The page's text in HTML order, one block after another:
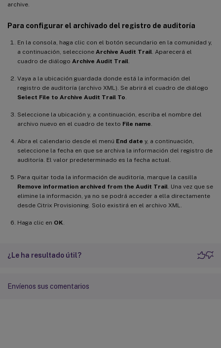
archive.
Para configurar el archivado del registro de auditoría
En la consola, haga clic con el botón secundario en la comunidad y,
a continuación, seleccione Archive Audit Trail . Aparecerá el
cuadro de diálogo Archive Audit Trail
Vaya a la ubicación guardada donde está la información del
registro de auditoría (archivo XML). Se abrirá el cuadro de diálogo
Select File to Archive Audit Trail To
Seleccione la ubicación y, a continuación, escriba el nombre del
archivo nuevo en el cuadro de texto File name
Abra el calendario desde el menú End date y, a continuación,
seleccione la fecha en que se archiva la información del registro de
auditoría. El valor predeterminado es la fecha actual.
Para quitar toda la información de auditoría, marque la casilla
Remove information archived from the Audit Trail . Una vez que se
elimine la información, ya no se podrá acceder a ella directamente
desde Citrix Provisioning. Solo existirá en el archivo XML.
Haga clic en OK
¿Le ha resultado útil?
Envíenos sus comentarios